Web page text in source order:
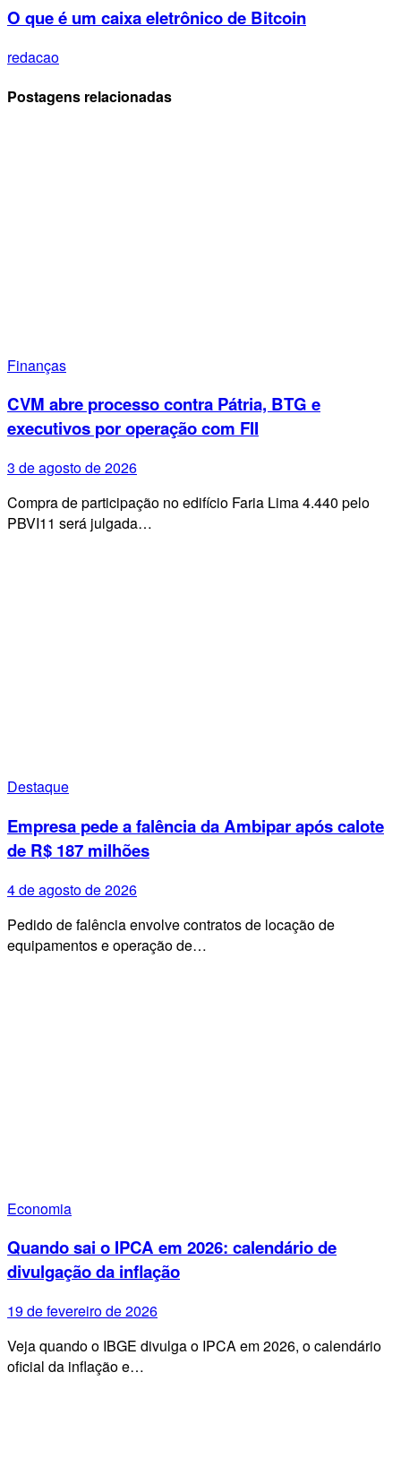
O que é um caixa eletrônico de Bitcoin
redacao
Postagens relacionadas
Finanças
CVM abre processo contra Pátria, BTG e
executivos por operação com FII
3 de agosto de 2026
Compra de participação no edifício Faria Lima 4.440 pelo
PBVI11 será julgada…
Destaque
Empresa pede a falência da Ambipar após calote
de R$ 187 milhões
4 de agosto de 2026
Pedido de falência envolve contratos de locação de
equipamentos e operação de…
Economia
Quando sai o IPCA em 2026: calendário de
divulgação da inflação
19 de fevereiro de 2026
Veja quando o IBGE divulga o IPCA em 2026, o calendário
oficial da inflação e…